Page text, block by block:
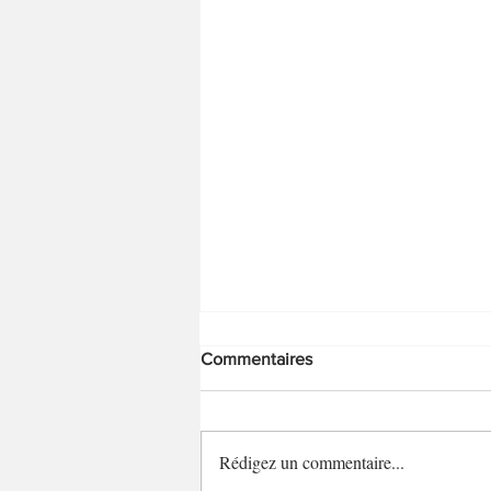
Savarins hot dog
Commentaires
Rédigez un commentaire...